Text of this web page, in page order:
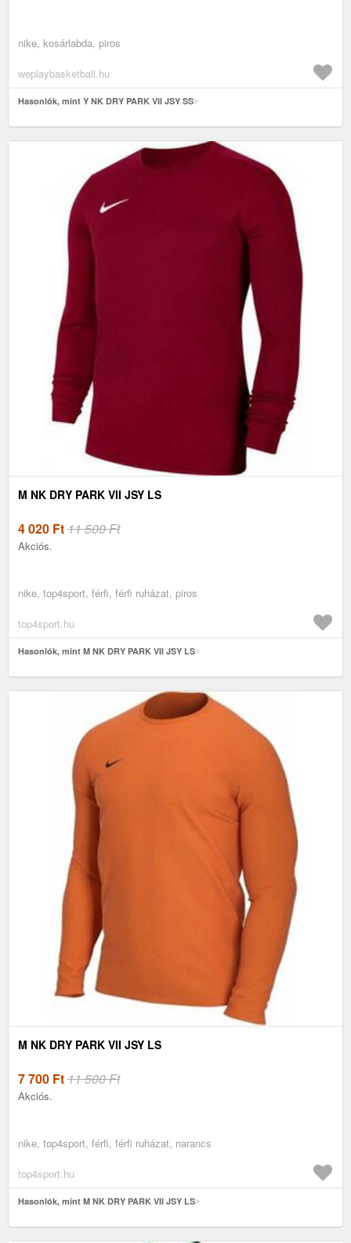
nike, kosárlabda, piros
weplaybasketball.hu
Hasonlók, mint Y NK DRY PARK VII JSY SS
M NK DRY PARK VII JSY LS
4 020 Ft11 500 Ft
Akciós.
nike, top4sport, férfi, férfi ruházat, piros
top4sport.hu
Hasonlók, mint M NK DRY PARK VII JSY LS
M NK DRY PARK VII JSY LS
7 700 Ft11 500 Ft
Akciós.
nike, top4sport, férfi, férfi ruházat, narancs
top4sport.hu
Hasonlók, mint M NK DRY PARK VII JSY LS